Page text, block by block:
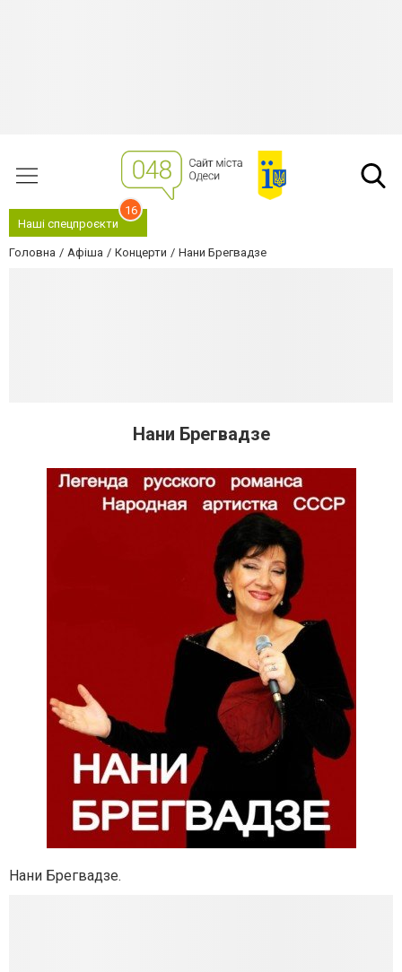
Наші спецпроєкти
16
Головна Афіша Концерти Нани Брегвадзе
Нани Брегвадзе
Нани Брегвадзе.